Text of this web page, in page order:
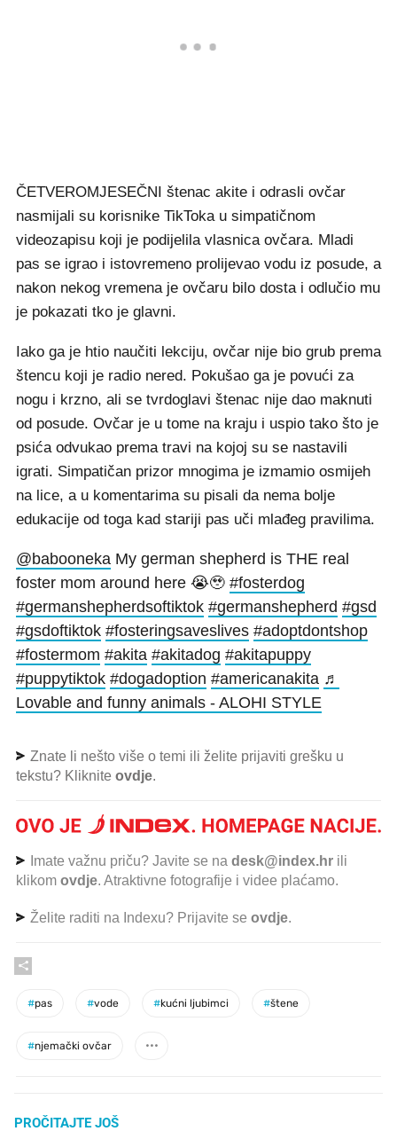
ČETVEROMJESEČNI štenac akite i odrasli ovčar
nasmijali su korisnike TikToka u simpatičnom
videozapisu koji je podijelila vlasnica ovčara. Mladi
pas se igrao i istovremeno prolijevao vodu iz posude, a
nakon nekog vremena je ovčaru bilo dosta i odlučio mu
je pokazati tko je glavni.
Iako ga je htio naučiti lekciju, ovčar nije bio grub prema
štencu koji je radio nered. Pokušao ga je povući za
nogu i krzno, ali se tvrdoglavi štenac nije dao maknuti
od posude. Ovčar je u tome na kraju i uspio tako što je
psića odvukao prema travi na kojoj su se nastavili
igrati. Simpatičan prizor mnogima je izmamio osmijeh
na lice, a u komentarima su pisali da nema bolje
edukacije od toga kad stariji pas uči mlađeg pravilima.
@babooneka My german shepherd is THE real
foster mom around here 😭🥹 #fosterdog
#germanshepherdsoftiktok #germanshepherd #gsd
#gsdoftiktok #fosteringsaveslives #adoptdontshop
#fostermom #akita #akitadog #akitapuppy
#puppytiktok #dogadoption #americanakita ♬
Lovable and funny animals - ALOHI STYLE
Znate li nešto više o temi ili želite prijaviti grešku u
tekstu? Kliknite ovdje.
Imate važnu priču? Javite se na desk@index.hr ili
klikom ovdje. Atraktivne fotografije i videe plaćamo.
Želite raditi na Indexu? Prijavite se ovdje.
#pas #vode #kućni ljubimci #štene
#njemački ovčar
PROČITAJTE JOŠ